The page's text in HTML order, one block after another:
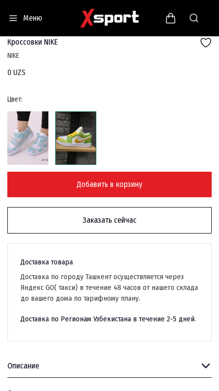
Меню
Кроссовки NIKE
NIKE
0 UZS
Цвет:
Добавить в корзину
Заказать сейчас
Доставка товара
Доставка по городу Ташкент осуществляется через
Яндекс GO( такси) в течение 48 часов от нашего склада
до вашего дома по тарифному плану.
Доставка по Регионам Узбекистана в течение 2-5 дней.
Описание